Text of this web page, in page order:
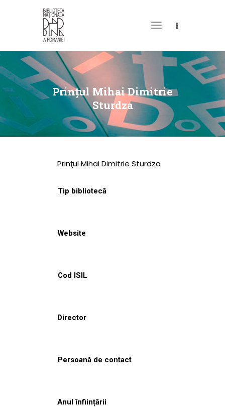
Prinţul Mihai Dimitrie
Sturdza
DESPRE NOI
PERMISUL MEU DE
BIBLIOTECĂ
CATALOAGE ȘI
COLECȚII
EVENIMENTE
CULTURALE
Prinţul Mihai Dimitrie Sturdza
Tip bibliotecă
Website
Cod ISIL
Director
Persoană de contact
Anul înființării